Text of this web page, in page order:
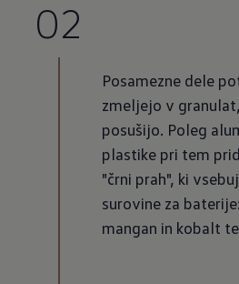
02
Posamezne dele
zmeljejo v
posušijo. Poleg
plastike pri tem
"črni prah", ki
surovine za
mangan in kobalt